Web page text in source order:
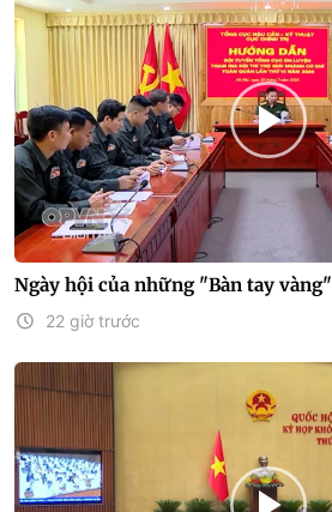
Ngày hội của những "Bàn tay vàng"
22 giờ trước